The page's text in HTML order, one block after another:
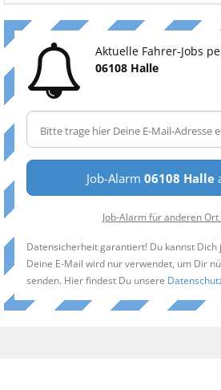
Aktuelle Fahrer-Jobs
06108 Halle
Job-Alarm 06108 Halle
Job-Alarm für anderen Ort
Datensicherheit garantiert! Du kannst
Deine E-Mail wird nur verwendet, um Dir
senden. Hier findest Du unsere